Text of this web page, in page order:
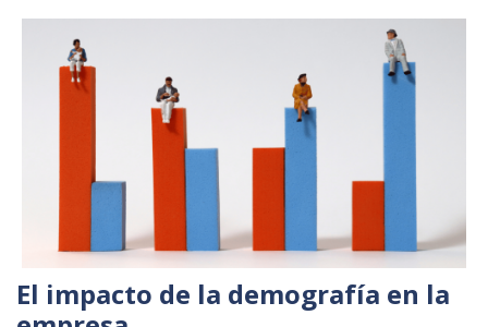
El impacto de la demografía en la